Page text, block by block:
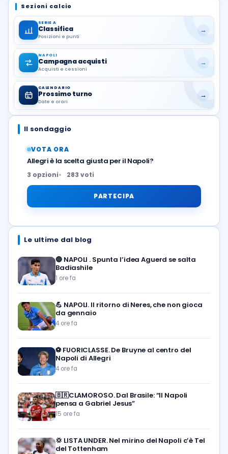
Sezioni calcio
SERIE A
Classifica
Posizioni e punti
→
NAPOLI
Campagna acquisti
Acquisti e cessioni
→
CALENDARIO
Prossimo turno
Date e orari
→
Il sondaggio
VOTA ORA
Allegri è la scelta giusta per il Napoli?
3 opzioni 283 voti
PARTECIPA
Le ultime dal blog
🔵 NAPOLI . Spunta l’idea Aguerd se salta
Badiashile
1 ore fa
💪 NAPOLI. Il ritorno di Neres, che non gioca
da gennaio
4 ore fa
⚽️ FUORICLASSE. De Bruyne al centro del
Napoli di Allegri
4 ore fa
🇧🇷CLAMOROSO. Dal Brasile: “Il Napoli
pensa a Gabriel Jesus”
15 ore fa
💢 LISTA UNDER. Nel mirino del Napoli c’è Tel
del Tottenham